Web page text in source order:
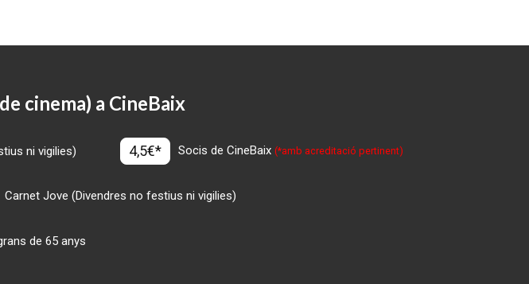
cinema) a CineBaix
ni vigilies) 4,5€* Socis de CineBaix(*amb acreditació pertinent)
Carnet Jove (Divendres no festius ni vigilies)
de 65 anys